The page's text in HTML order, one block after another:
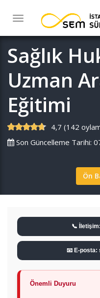
Toggle
navigation
Sağlık
Uzman
Eğitimi
4,7 (142
Son Güncelleme Tarihi:
Ön
📞
📧 E-posta:
Önemli Duyuru